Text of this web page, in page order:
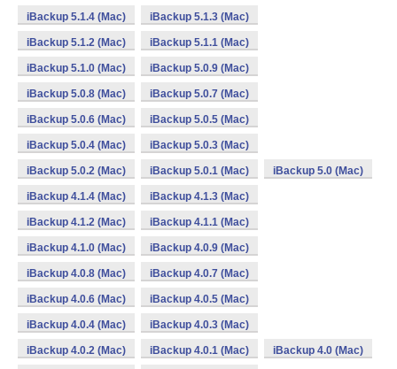
iBackup 5.1.4 (Mac) iBackup 5.1.3 (Mac)
iBackup 5.1.2 (Mac) iBackup 5.1.1 (Mac)
iBackup 5.1.0 (Mac) iBackup 5.0.9 (Mac)
iBackup 5.0.8 (Mac) iBackup 5.0.7 (Mac)
iBackup 5.0.6 (Mac) iBackup 5.0.5 (Mac)
iBackup 5.0.4 (Mac) iBackup 5.0.3 (Mac)
iBackup 5.0.2 (Mac) iBackup 5.0.1 (Mac) iBackup 5.0 (Mac)
iBackup 4.1.4 (Mac) iBackup 4.1.3 (Mac)
iBackup 4.1.2 (Mac) iBackup 4.1.1 (Mac)
iBackup 4.1.0 (Mac) iBackup 4.0.9 (Mac)
iBackup 4.0.8 (Mac) iBackup 4.0.7 (Mac)
iBackup 4.0.6 (Mac) iBackup 4.0.5 (Mac)
iBackup 4.0.4 (Mac) iBackup 4.0.3 (Mac)
iBackup 4.0.2 (Mac) iBackup 4.0.1 (Mac) iBackup 4.0 (Mac)